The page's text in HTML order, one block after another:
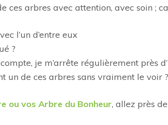
ces arbres avec attention, avec soin ;
l’un d’entre eux
?
je m’arrête régulièrement près
un de ces arbres sans vraiment le voir ?
ou vos Arbre du Bonheur, allez près